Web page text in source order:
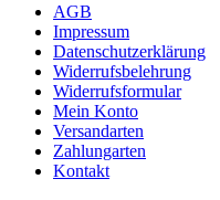
AGB
Impressum
Datenschutzerklärung
Widerrufsbelehrung
Widerrufsformular
Mein Konto
Versandarten
Zahlungarten
Kontakt